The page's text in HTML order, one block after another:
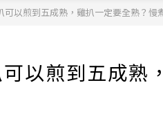
可以煎到五成熟，雞扒一定要全熟？
以煎到五成熟